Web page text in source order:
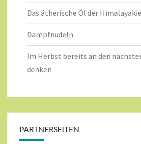
Das ätherische Öl der
Dampfnudeln
Im Herbst bereits an den
denken
PARTNERSEITEN